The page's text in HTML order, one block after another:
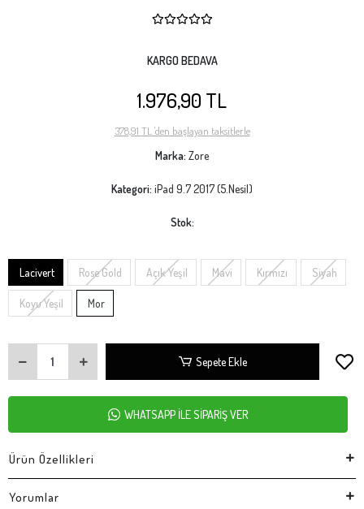
KARGO BEDAVA
1.976,90 TL
378,91 TL 'den başlayan taksitlerle
Marka: Zore
Kategori: iPad 9.7 2017 (5.Nesil)
Stok:
Lacivert Rose Gold Açık Yeşil Mavi Kırmızı Siyah
Koyu Yeşil Mor
Sepete Ekle
WHATSAPP İLE SİPARİŞ VER
Ürün Özellikleri
Yorumlar